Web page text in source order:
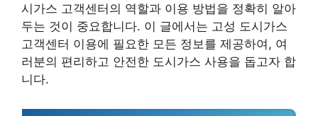
시가스 고객센터의 역할과 이용 방법을 정확히 알아
두는 것이 중요합니다. 이 글에서는 고성 도시가스
고객센터 이용에 필요한 모든 정보를 제공하여, 여
러분의 편리하고 안전한 도시가스 사용을 돕고자 합
니다.